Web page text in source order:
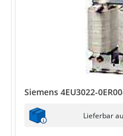
Siemens 4EU3022-
Lieferbar